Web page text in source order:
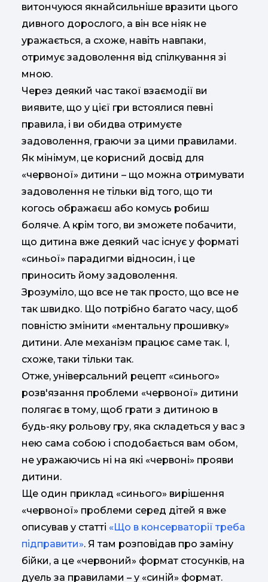
витончуюся якнайсильніше вразити цього
дивного дорослого, а він все ніяк не
уражається, а схоже, навіть навпаки,
отримує задоволення від спілкування зі
мною.
Через деякий час такої взаємодії ви
виявите, що у цієї гри встоялися певні
правила, і ви обидва отримуєте
задоволення, граючи за цими правилами.
Як мінімум, це корисний досвід для
«червоної» дитини – що можна отримувати
задоволення не тільки від того, що ти
когось ображаєш або комусь робиш
боляче. А крім того, ви зможете побачити,
що дитина вже деякий час існує у форматі
«синьої» парадигми відносин, і це
приносить йому задоволення.
Зрозуміло, що все не так просто, що все не
так швидко. Що потрібно багато часу, щоб
повністю змінити «ментальну прошивку»
дитини. Але механізм працює саме так. І,
схоже, таки тільки так.
Отже, універсальний рецепт «синього»
розв'язання проблеми «червоної» дитини
полягає в тому, щоб грати з дитиною в
будь-яку рольову гру, яка складеться у вас з
нею сама собою і сподобається вам обом,
не уражаючись ні на які «червоні» прояви
дитини.
Ще один приклад «синього» вирішення
«червоної» проблеми серед дітей я вже
описував у статті «Що в консерваторії треба
підправити». Я там розповідав про заміну
бійки, а це «червоний» формат стосунків, на
дуель за правилами – у «синій» формат.